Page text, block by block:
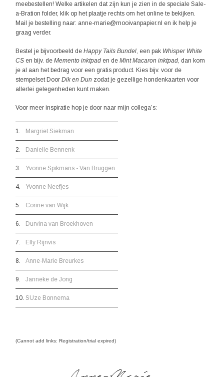
meebestellen! Welke artikelen dat zijn kun je zien in de speciale Sale-
a-Bration folder, klik op het plaatje rechts om het online te bekijken.
Mail je bestelling naar: anne-marie@mooivanpapier.nl en ik help je
graag verder.
Bestel je bijvoorbeeld deHappy Tails Bundel, een pak Whisper White
CS en bijv. deMemento inktpad en deMint Macaron inktpad, dan kom
je al aan het bedrag voor een gratis product. Kies bijv. voor de
stempelset DoorDik en Dun zodat je gezellige hondenkaarten voor
allerlei gelegenheden kunt maken.
Voor meer inspiratie hop je door naar mijn collega’s:
1. Margriet Siekman
2. Danielle Bennenk
3. Yvonne Spikmans - Van Bruggen
4. Yvonne Neefjes
5. Corine van Wijk
6. Durvina van Broekhoven
7. Elly Rijnvis
8. Anne-Marie Breurkes
9. Janneke de Jong
10.SUze Bonnema
(Cannot add links: Registration/trial expired)